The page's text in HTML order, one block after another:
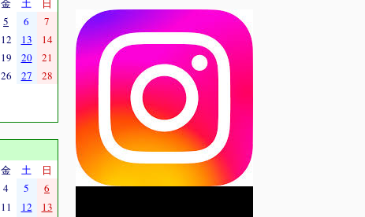
金 土
日
5 6
7
12 13
14
19 20
21
26 27
28
金 土
日
4 5
6
11 12
13